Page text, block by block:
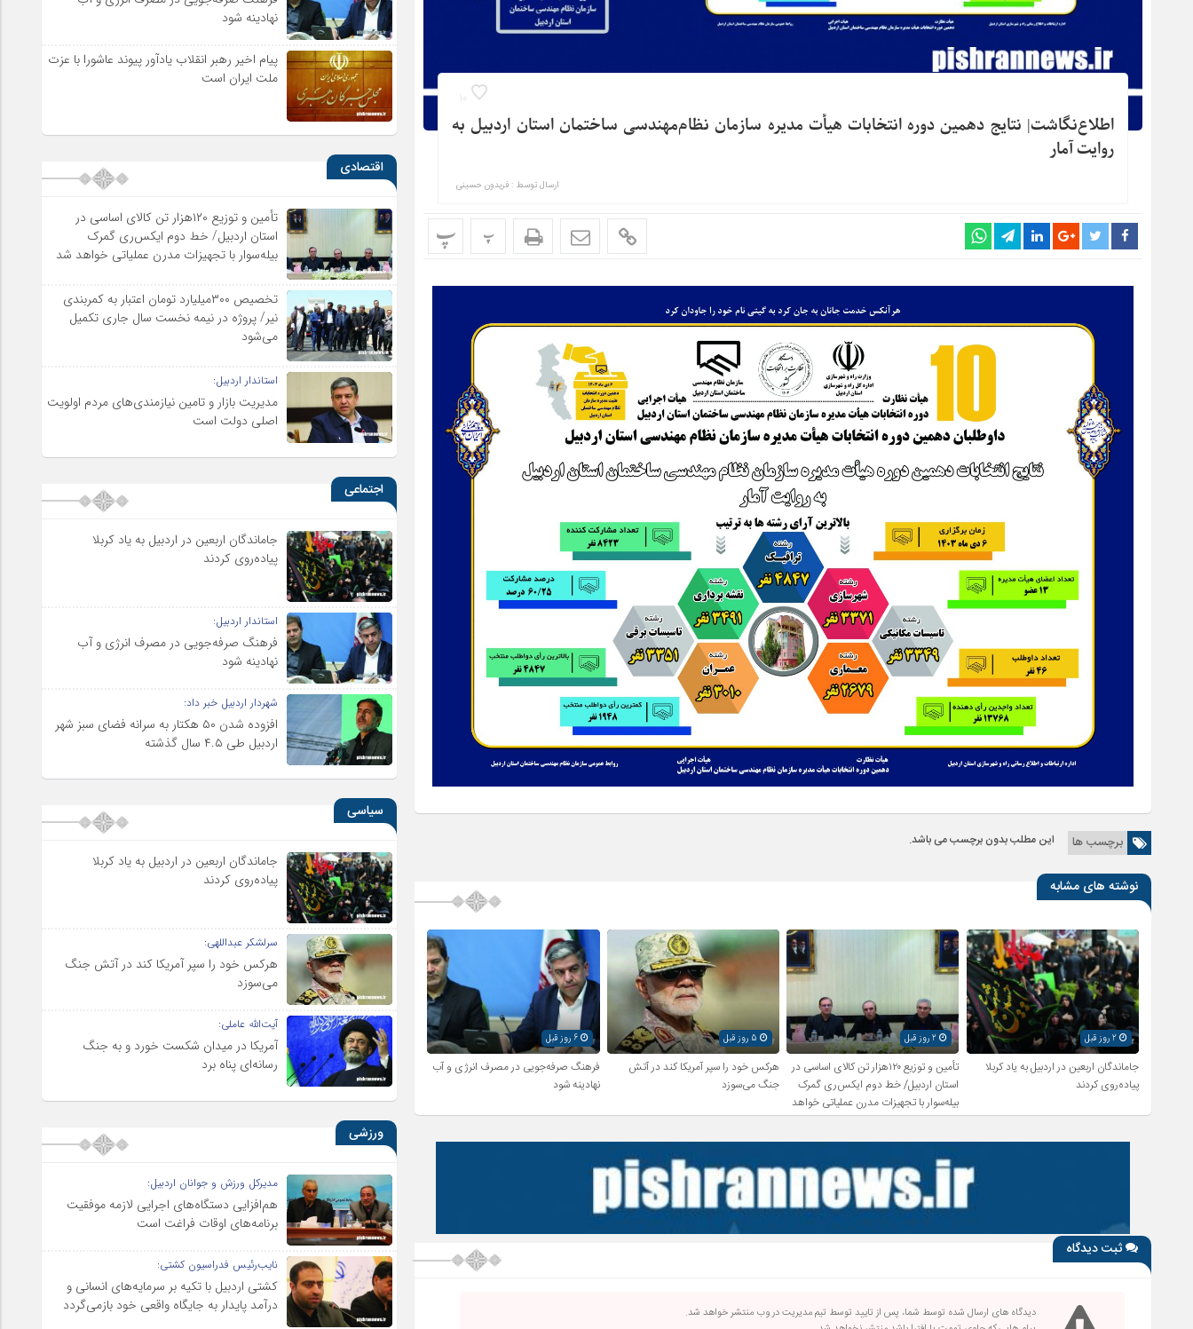
10
اطلاع‌نگاشت| نتایج دهمین دوره انتخابات هیأت مدیره سازمان نظام‌مهندسی ساختمان استان اردبیل به
روایت آمار
ارسال توسط : فریدون حسینی
پ پ
برچسب ها این مطلب بدون برچسب می باشد.
نوشته های مشابه
2 روز قبل
جاماندگان اربعین در اردبیل به یاد کربلا
پیاده‌روی کردند
2 روز قبل
تأمین و توزیع ۱۲۰هزار تن کالای اساسی در
استان اردبیل/ خط دوم ایکس‌ری گمرک
بیله‌سوار با تجهیزات مدرن عملیاتی خواهد
شد
هرکس خود را سپر آمریکا کند در آتش
جنگ می‌سوزد
6 روز قبل
فرهنگ صرفه‌جویی در مصرف انرژی و آب
نهادینه شود
ثبت دیدگاه
دیدگاه های ارسال شده توسط شما، پس از تایید توسط تیم مدیریت در وب منتشر خواهد شد.
نهادینه شود
پیام اخیر رهبر انقلاب یادآور پیوند عاشورا با عزت
ملت ایران است
اقتصادی
تأمین و توزیع ۱۲۰هزار تن کالای اساسی در
استان اردبیل/ خط دوم ایکس‌ری گمرک
بیله‌سوار با تجهیزات مدرن عملیاتی خواهد شد
تخصیص ۳۰۰میلیارد تومان اعتبار به کمربندی
نیر/ پروژه در نیمه نخست سال جاری تکمیل
می‌شود
استاندار اردبیل:
مدیریت بازار و تامین نیازمندی‌های مردم اولویت‌
اصلی دولت است
اجتماعی
جاماندگان اربعین در اردبیل به یاد کربلا
پیاده‌روی کردند
استاندار اردبیل:
فرهنگ صرفه‌جویی در مصرف انرژی و آب
نهادینه شود
شهردار اردبیل خبر داد:
افزوده شدن ۵۰ هکتار به سرانه فضای سبز شهر
اردبیل طی ۴.۵ سال گذشته
سیاسی
جاماندگان اربعین در اردبیل به یاد کربلا
پیاده‌روی کردند
سرلشکر عبداللهی:
هرکس خود را سپر آمریکا کند در آتش جنگ
می‌سوزد
آیت‌الله عاملی:
آمریکا در میدان شکست خورد و به جنگ
رسانه‌ای پناه برد
ورزشی
مدیرکل ورزش و جوانان اردبیل:
هم‌افزایی دستگاه‌های اجرایی لازمه موفقیت
برنامه‌های اوقات فراغت است
نایب‌رئیس فدراسیون کشتی:
کشتی اردبیل با تکیه بر سرمایه‌های انسانی و
درآمد پایدار به جایگاه واقعی خود بازمی‌گردد